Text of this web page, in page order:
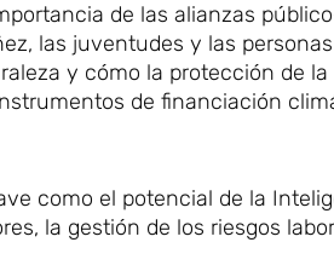
de las alianzas
las juventudes y las
y cómo la protección de la
de financiación
como el potencial de la
la gestión de los riesgos